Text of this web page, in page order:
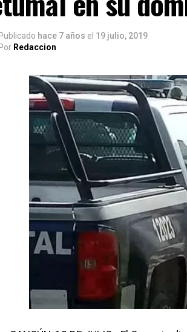
Publicado hace 7 años el 19 julio, 2019
Por Redaccion